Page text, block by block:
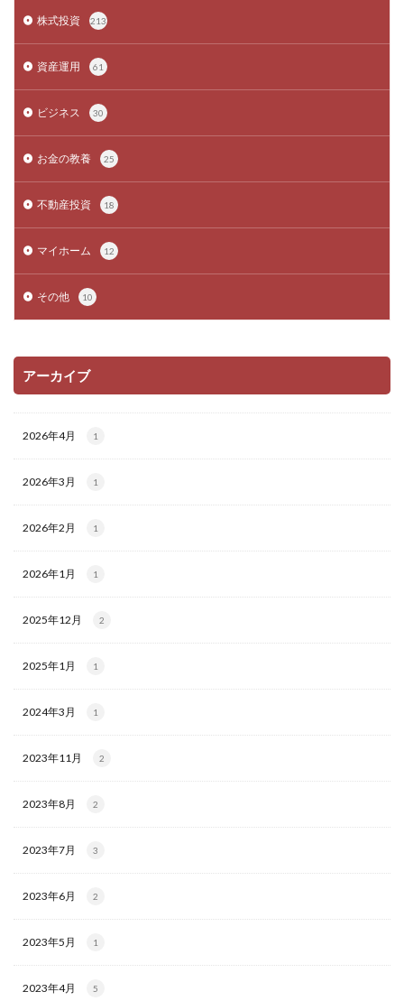
株式投資 213
資産運用 61
ビジネス 30
お金の教養 25
不動産投資 18
マイホーム 12
その他 10
アーカイブ
2026年4月 1
2026年3月 1
2026年2月 1
2026年1月 1
2025年12月 2
2025年1月 1
2024年3月 1
2023年11月 2
2023年8月 2
2023年7月 3
2023年6月 2
2023年5月 1
2023年4月 5